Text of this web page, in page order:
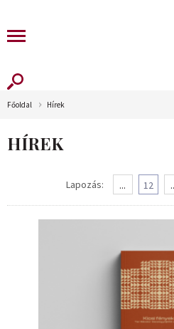
Főoldal Hírek
HÍREK
Lapozás: ... 12